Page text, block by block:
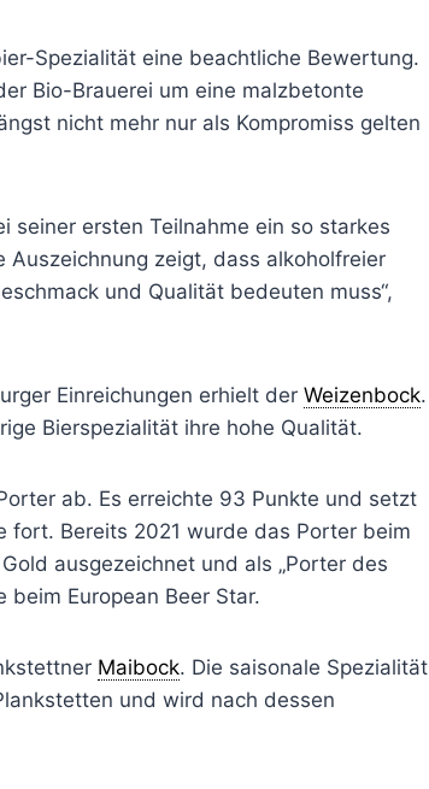
Spezialität eine beachtliche Bewertung.
Bio-Brauerei um eine malzbetonte
nicht mehr nur als Kompromiss gelten
seiner ersten Teilnahme ein so starkes
Auszeichnung zeigt, dass alkoholfreier
und Qualität bedeuten muss“,
Einreichungen erhielt der Weizenbock.
Bierspezialität ihre hohe Qualität.
ab. Es erreichte 93 Punkte und setzt
fort. Bereits 2021 wurde das Porter beim
ausgezeichnet und als „Porter des
European Beer Star.
Maibock. Die saisonale Spezialität
und wird nach dessen